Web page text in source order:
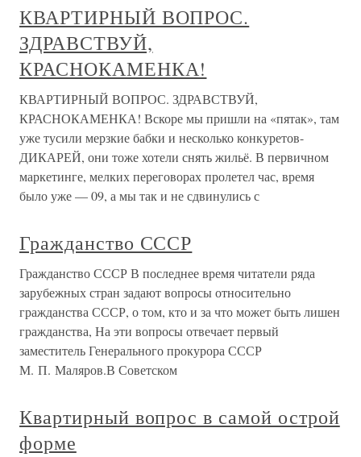
КВАРТИРНЫЙ ВОПРОС.
ЗДРАВСТВУЙ,
КРАСНОКАМЕНКА!
КВАРТИРНЫЙ ВОПРОС. ЗДРАВСТВУЙ,
КРАСНОКАМЕНКА! Вскоре мы пришли на «пятак», там
уже тусили мерзкие бабки и несколько конкуретов-
ДИКАРЕЙ, они тоже хотели снять жильё. В первичном
маркетинге, мелких переговорах пролетел час, время
было уже — 09, а мы так и не сдвинулись с
Гражданство СССР
Гражданство СССР В последнее время читатели ряда
зарубежных стран задают вопросы относительно
гражданства СССР, о том, кто и за что может быть лишен
гражданства, На эти вопросы отвечает первый
заместитель Генерального прокурора СССР
М. П. Маляров.В Советском
Квартирный вопрос в самой острой
форме